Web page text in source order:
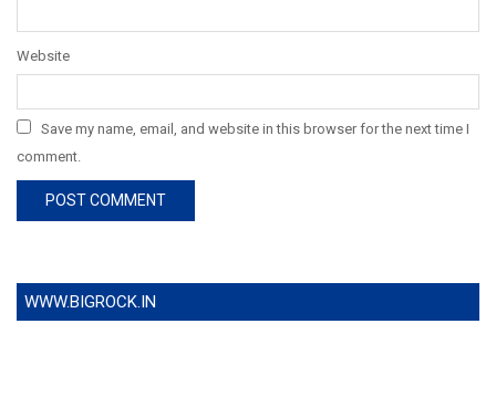
Website
Save my name, email, and website in this browser for the next time I
comment.
WWW.BIGROCK.IN